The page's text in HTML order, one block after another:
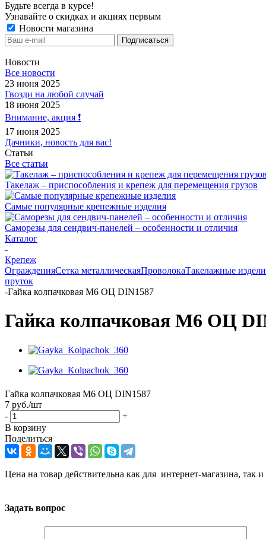
Будьте всегда в курсе!
Узнавайте о скидках и акциях первым
Новости магазина
Новости
Все новости
23 июня 2025
Гвозди на любой случай
18 июня 2025
Внимание, акция ❗️
17 июня 2025
Дачники, новость для вас!
Статьи
Все статьи
Такелаж – приспособления и крепеж для перемещения грузов
Самые популярные крепежные изделия
Саморезы для сендвич-панелей – особенности и отличия
Каталог
-
Крепеж
ОгражденияСетка металлическаяПроволокаТакелажные
пруток
-Гайка колпачковая М6 ОЦ DIN1587
Гайка колпачковая М6 ОЦ
Гайка колпачковая М6 ОЦ DIN1587
7 руб./шт
-
+
В корзину
Поделиться
Цена на товар действительна как для интернет-магазина, так
Задать вопрос